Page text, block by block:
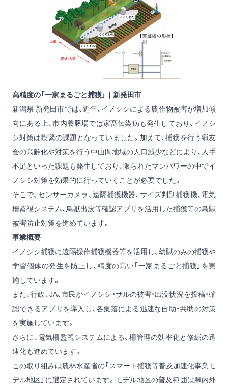
高精度の「一家まるごと捕獲」｜新発田市
新潟県 新発田市では、近年、イノシシによる農作物被害が増加傾
向にある上、市内養豚場では家畜伝染病も発生しており、イノシ
シ対策は喫緊の課題となっていました。加えて、捕獲を行う猟友
会の高齢化や対策を行う中山間地域の人口減少などにより、人手
不足といった課題も発生しており、限られたマンパワーの中でイ
ノシシ対策を効果的に行っていくことが必要でした。
そこで、センサーカメラ、遠隔捕獲機器、サイズ判別捕獲機、電気
柵監視システム、鳥獣出没等確認アプリを活用した捕獲等の鳥獣
被害防止対策を進めています。
事業概要
イノシシ捕獲に遠隔操作捕獲機器等を活用し、幼獣のみの捕獲や
学習個体の発生を防止し、精度の高い「一家まるごと捕獲」を実
施しています。
また、行政、JA、市民がイノシシ・サルの被害・出没状況を投稿・確
認できるアプリを導入し、各集落による迅速な自助・共助の対策
を実施しています。
さらに、電気柵監視システムによる、柵管理の効率化と修繕の迅
速化も進めています。
この取り組みは農林水産省の「スマート捕獲等普及加速化事業モ
デル地区」に選定されています。モデル地区の普及範囲は県内外